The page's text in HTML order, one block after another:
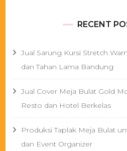
RECENT
Jual Sarung Kursi Stretch
dan Tahan Lama Bandung
Jual Cover Meja Bulat Gold
Resto dan Hotel Berkelas
Produksi Taplak Meja Bulat
dan Event Organizer